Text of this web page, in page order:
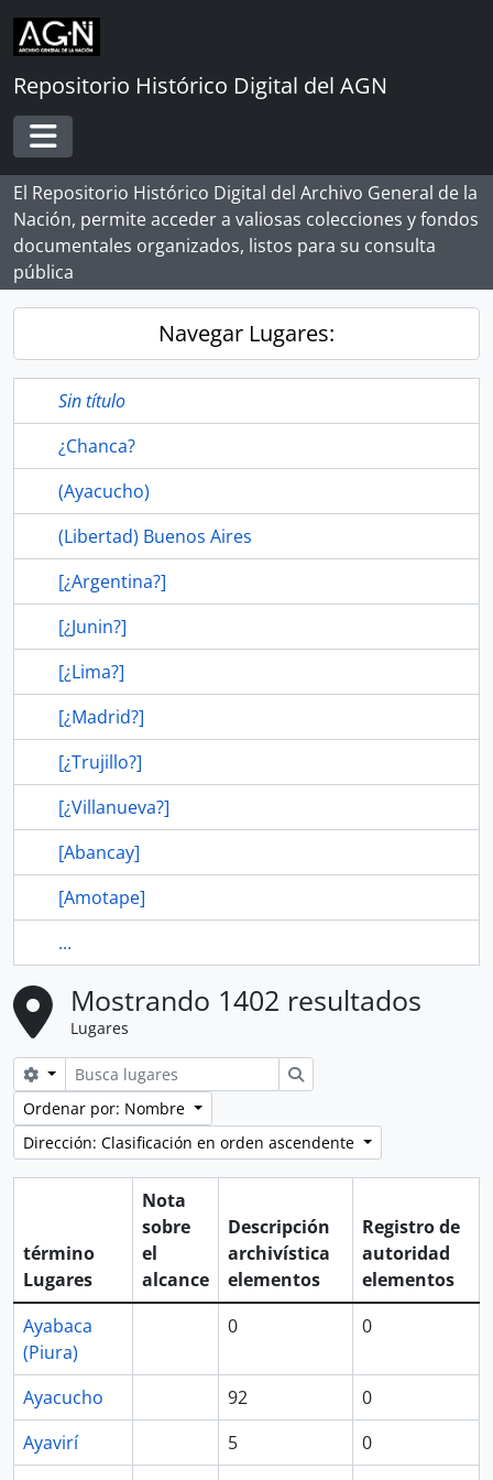
Skip to main content
Repositorio Histórico Digital del AGN
Toggle navigation
El Repositorio Histórico Digital del Archivo General de la
Nación, permite acceder a valiosas colecciones y fondos
documentales organizados, listos para su consulta
pública
Navegar Lugares:
Sin título
¿Chanca?
(Ayacucho)
(Libertad) Buenos Aires
[¿Argentina?]
[¿Junin?]
[¿Lima?]
[¿Madrid?]
[¿Trujillo?]
[¿Villanueva?]
[Abancay]
[Amotape]
...
Mostrando 1402 resultados
Lugares
Search options
Búsqueda
Ordenar por: Nombre
Dirección: Clasificación en orden ascendente
término
Lugares
Nota
sobre
el
alcance
Descripción
archivística
elementos
Registro de
autoridad
elementos
Ayabaca
(Piura)
0 0
Ayacucho 92
0
Ayavirí
5
0